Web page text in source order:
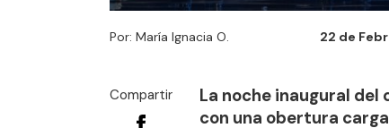
Por: María Ignacia O. 22 de
Compartir
La noche inaugural
con una obertura